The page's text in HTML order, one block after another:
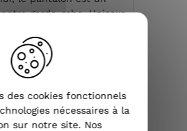
garde-robe. Unisexe
à tous les styles
et peut être porté à
Pantalon slim, large,
L'ARTICLE
des cookies fonctionnels
nécessaires à la
sur notre site. Nos